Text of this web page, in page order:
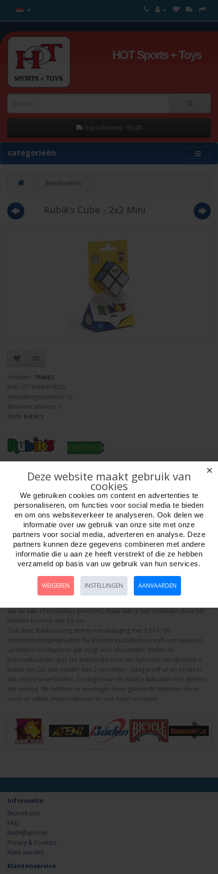
HOT Sports + Toys
0 product(en) - €0,00
categorieën
Breinbrekers
Rubik's Cube - 2x2 Mini
Artikelnr: 794663
EAN: 0778988419526
Verpakkingseenheid: 12
Minimum afname: 1
Merk: Rubik's
Bestellen
Omschrijving Foto hoge resolutie Details
moet combineren en waarmee je je thuis of onderweg kunt vermaken. De
wel de zak- of minikubus genoemd, maar laat je niet misleiden door het
kleinere formaat van 4,5 cm.
Ook deze Rubkis is nog steeds een uitdaging met 3.674.160
combinatiemogelijkheden. De kleinere puzzelkubus heeft een nieuw en
verbeterd mechanisme dat zorgt voor vloeiender, sneller en
betrouwbaarder spel. De snelste tijd voor het oplossen van de Rubik's
kubus van 2x2 was minder dan 2 seconden - daag jezelf uit en probeer
dat record te verbreken. De dagen van de Rubik's kubussen met stickers
zijn voorbij. We hebben ze vervangen door gekleurde steentjes die er
nooit uit vallen, nooit loskomen en ook nooit vervagen.
Informatie
Bezoek ons
FAQ
Bedrijfsprofiel
Privacy & Cookies
Klant worden
Klantenservice
✕
Deze website maakt gebruik van
cookies
We gebruiken cookies om content en advertenties te
personaliseren, om functies voor social media te bieden
en om ons websiteverkeer te analyseren. Ook delen we
informatie over uw gebruik van onze site met onze
partners voor social media, adverteren en analyse. Deze
partners kunnen deze gegevens combineren met andere
informatie die u aan ze heeft verstrekt of die ze hebben
verzameld op basis van uw gebruik van hun services.
WEIGEREN INSTELLINGEN AANVAARDEN